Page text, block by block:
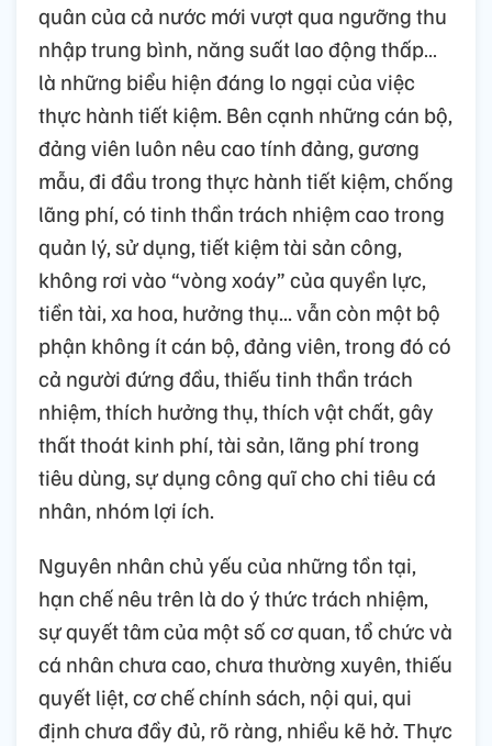
quân của cả nước mới vượt qua ngưỡng thu
nhập trung bình, năng suất lao động thấp…
là những biểu hiện đáng lo ngại của việc
thực hành tiết kiệm. Bên cạnh những cán bộ,
đảng viên luôn nêu cao tính đảng, gương
mẫu, đi đầu trong thực hành tiết kiệm, chống
lãng phí, có tinh thần trách nhiệm cao trong
quản lý, sử dụng, tiết kiệm tài sản công,
không rơi vào “vòng xoáy” của quyền lực,
tiền tài, xa hoa, hưởng thụ... vẫn còn một bộ
phận không ít cán bộ, đảng viên, trong đó có
cả người đứng đầu, thiếu tinh thần trách
nhiệm, thích hưởng thụ, thích vật chất, gây
thất thoát kinh phí, tài sản, lãng phí trong
tiêu dùng, sự dụng công quĩ cho chi tiêu cá
nhân, nhóm lợi ích.
Nguyên nhân chủ yếu của những tồn tại,
hạn chế nêu trên là do ý thức trách nhiệm,
sự quyết tâm của một số cơ quan, tổ chức và
cá nhân chưa cao, chưa thường xuyên, thiếu
quyết liệt, cơ chế chính sách, nội qui, qui
định chưa đầy đủ, rõ ràng, nhiều kẽ hở. Thực